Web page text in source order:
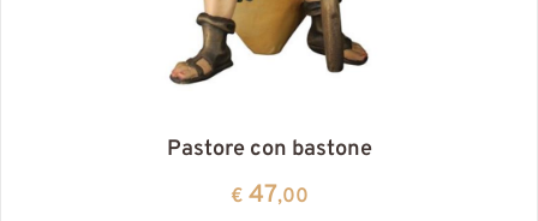
Pastore con bastone
€47,00